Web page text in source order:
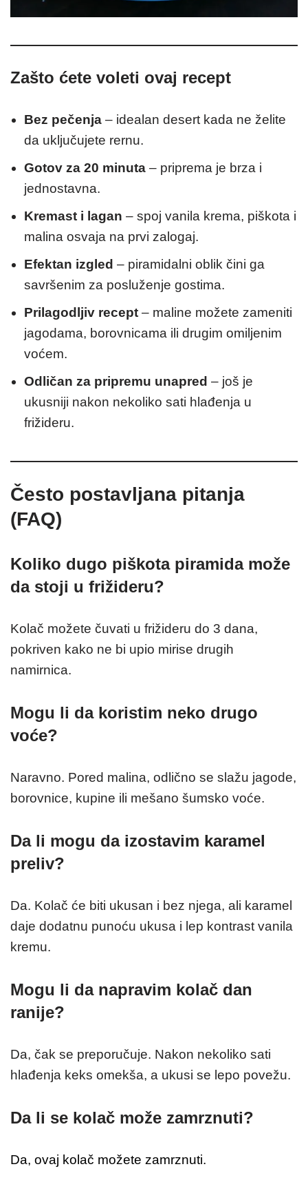
Zašto ćete voleti ovaj recept
Bez pečenja – idealan desert kada ne želite
da uključujete rernu.
Gotov za 20 minuta – priprema je brza i
jednostavna.
Kremast i lagan – spoj vanila krema, piškota i
malina osvaja na prvi zalogaj.
Efektan izgled – piramidalni oblik čini ga
savršenim za posluženje gostima.
Prilagodljiv recept – maline možete zameniti
jagodama, borovnicama ili drugim omiljenim
voćem.
Odličan za pripremu unapred – još je
ukusniji nakon nekoliko sati hlađenja u
frižideru.
Često postavljana pitanja
(FAQ)
Koliko dugo piškota piramida može
da stoji u frižideru?
Kolač možete čuvati u frižideru do 3 dana,
pokriven kako ne bi upio mirise drugih
namirnica.
Mogu li da koristim neko drugo
voće?
Naravno. Pored malina, odlično se slažu jagode,
borovnice, kupine ili mešano šumsko voće.
Da li mogu da izostavim karamel
preliv?
Da. Kolač će biti ukusan i bez njega, ali karamel
daje dodatnu punoću ukusa i lep kontrast vanila
kremu.
Mogu li da napravim kolač dan
ranije?
Da, čak se preporučuje. Nakon nekoliko sati
hlađenja keks omekša, a ukusi se lepo povežu.
Da li se kolač može zamrznuti?
Da, ovaj kolač možete zamrznuti.